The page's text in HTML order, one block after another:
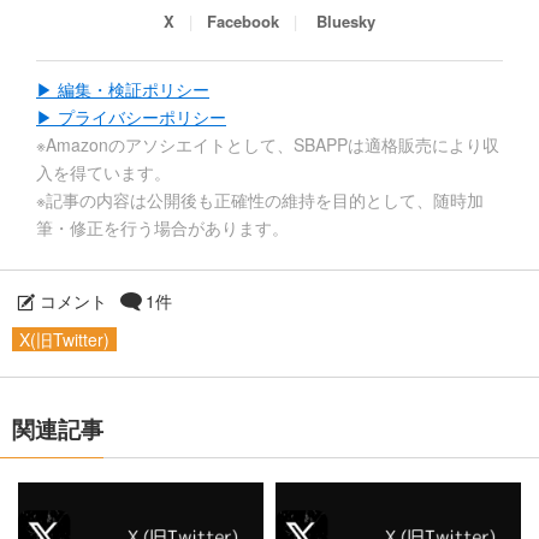
X Facebook Bluesky
▶ 編集・検証ポリシー
▶ プライバシーポリシー
※Amazonのアソシエイトとして、SBAPPは適格販売により収
入を得ています。
※記事の内容は公開後も正確性の維持を目的として、随時加
筆・修正を行う場合があります。
コメント
1件
X(旧Twitter)
関連記事